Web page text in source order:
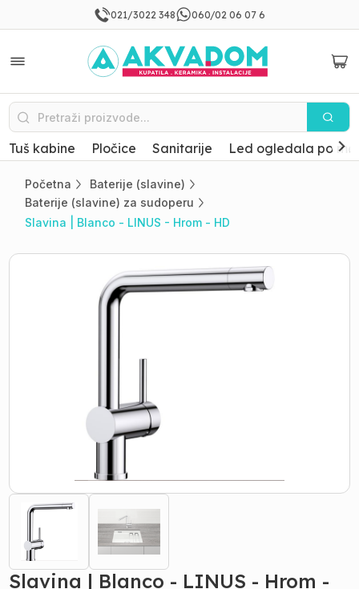
021/3022 348 060/02 06 07 6
Tuš kabine Pločice Sanitarije Led ogledala po
Početna
Baterije (slavine)
Baterije (slavine) za sudoperu
Slavina | Blanco - LINUS - Hrom - HD
Slavina | Blanco - LINUS - Hrom -